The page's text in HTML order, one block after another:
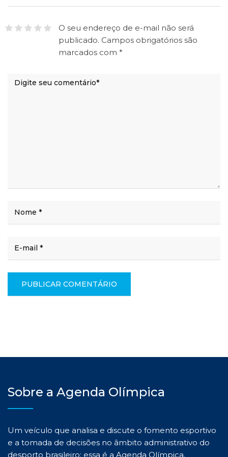
O seu endereço de e-mail não será
publicado. Campos obrigatórios são
marcados com *
Sobre a Agenda Olímpica
Um veículo que analisa e discute o fomento esportivo
e a tomada de decisões no âmbito administrativo do
desporto brasileiro: essa é a Agenda Olímpica.